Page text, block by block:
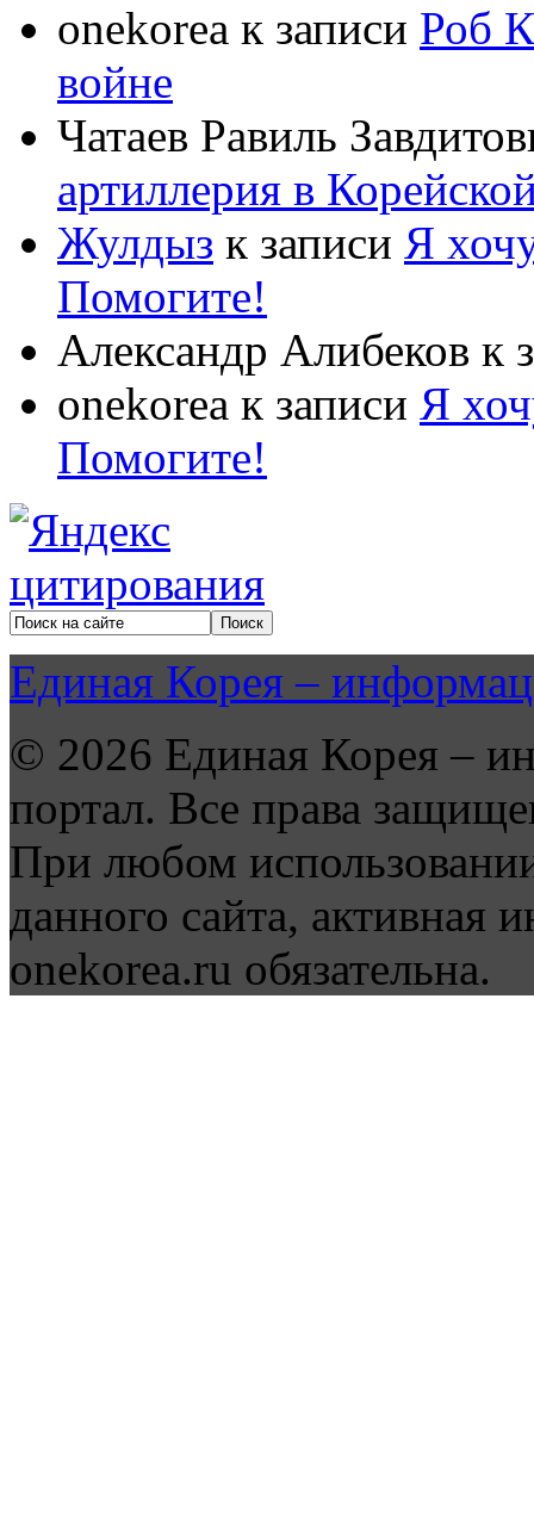
onekorea к записи Роб
войне
Чатаев Равиль
артиллерия в
Жулдыз к записи Я
Помогите!
Александр Алибеков к
onekorea к записи Я
Помогите!
Единая Корея –
© 2026 Единая Корея –
портал. Все права
При любом
данного сайта, активная
onekorea.ru обязательна.